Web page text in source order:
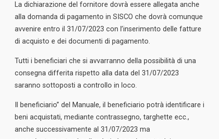
La dichiarazione del fornitore dovrà essere allegata anche
alla domanda di pagamento in SISCO che dovrà comunque
avvenire entro il 31/07/2023 con l’inserimento delle fatture
di acquisto e dei documenti di pagamento.
Tutti i beneficiari che si avvarranno della possibilità di una
consegna differita rispetto alla data del 31/07/2023
saranno sottoposti a controllo in loco.
Il beneficiario” del Manuale, il beneficiario potrà identificare i
beni acquistati, mediante contrassegno, targhette ecc.,
anche successivamente al 31/07/2023 ma